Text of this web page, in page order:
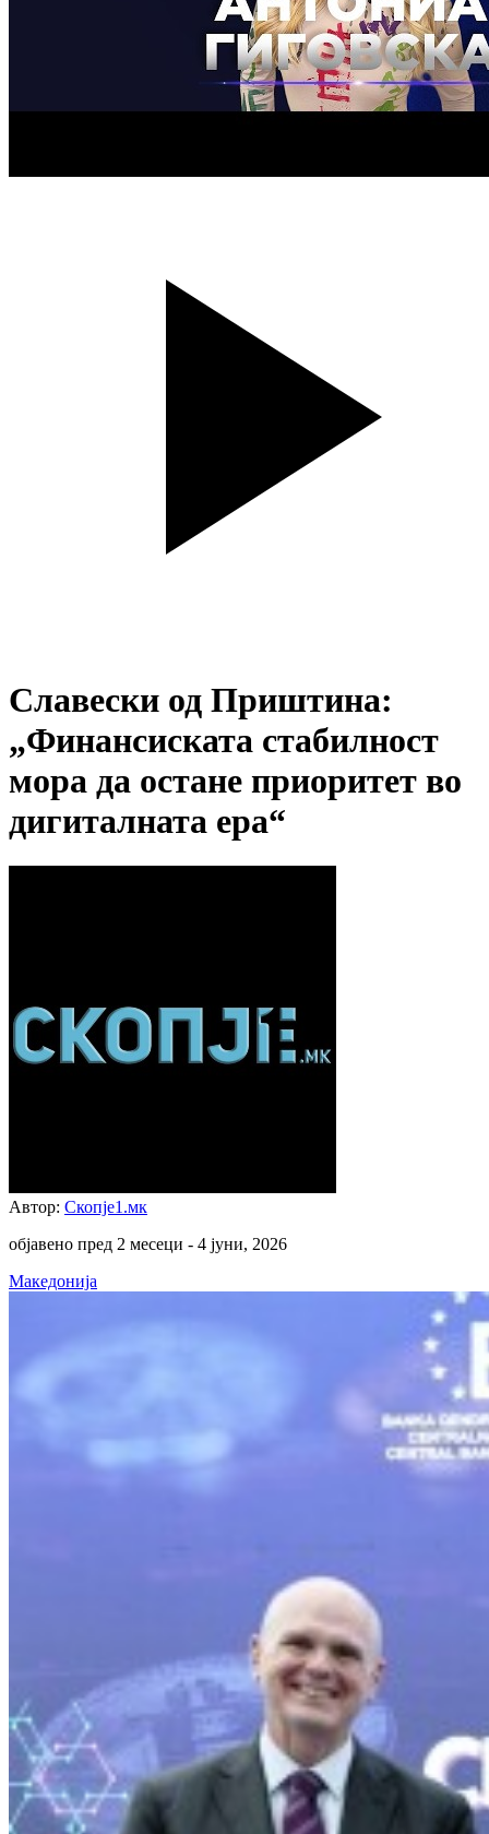
Славески од Приштина:
„Финансиската стабилност
мора да остане приоритет во
дигиталната ера“
Автор: Скопје1.мк
објавено пред 2 месеци - 4 јуни, 2026
Македонија